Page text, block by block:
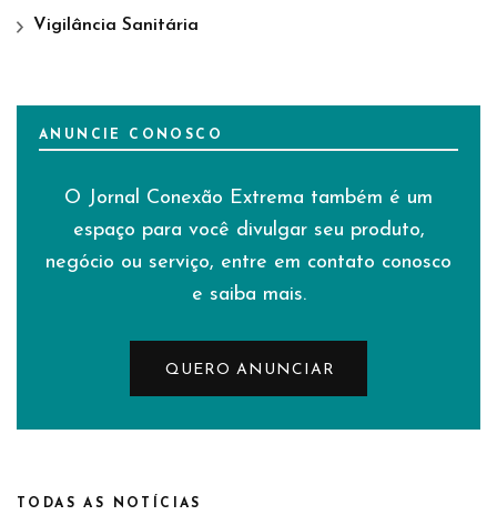
Vigilância Sanitária
ANUNCIE CONOSCO
O Jornal Conexão Extrema também é um
espaço para você divulgar seu produto,
negócio ou serviço, entre em contato conosco
e saiba mais.
QUERO ANUNCIAR
TODAS AS NOTÍCIAS